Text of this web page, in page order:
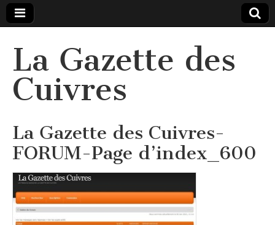
La Gazette des
Cuivres
La Gazette des Cuivres-
FORUM-Page d’index_600